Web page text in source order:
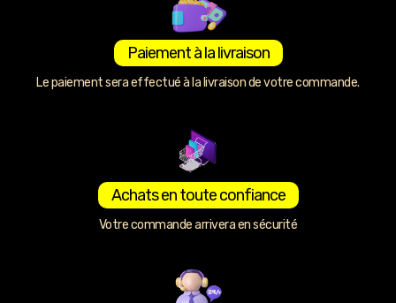
Paiement à la livraison
Le paiement sera effectué à la livraison de votre commande.
Achats en toute confiance
Votre commande arrivera en sécurité